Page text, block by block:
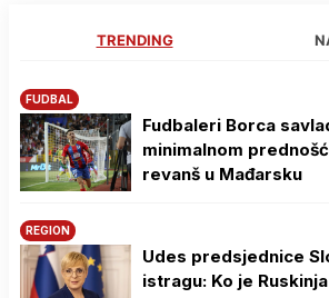
TRENDING
FUDBAL
Fudbaleri Borca
minimalnom
revanš u Mađarsku
REGION
Udes predsjednice
istragu: Ko je